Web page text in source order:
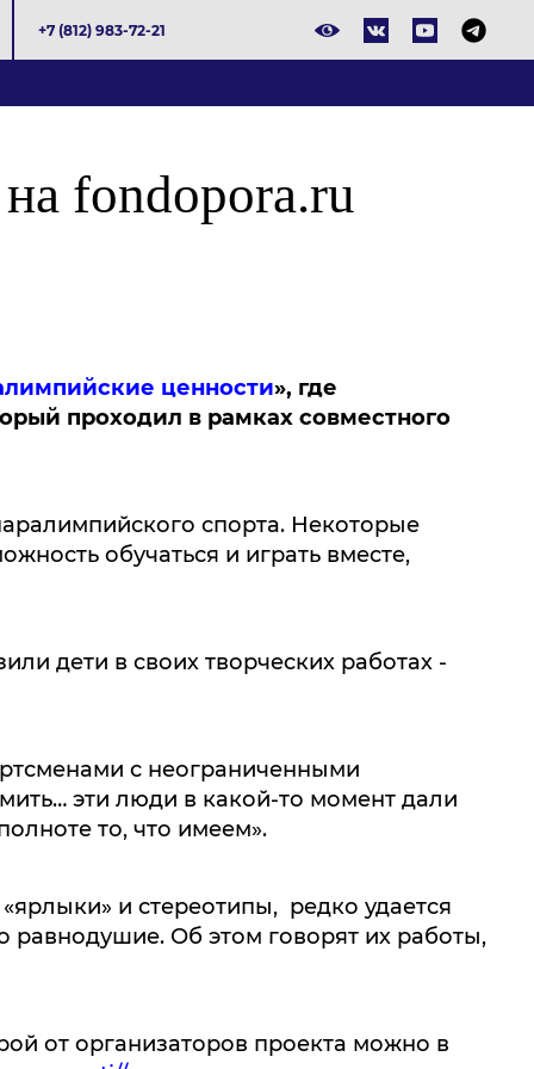
+7 (812) 983-72-21
fondopora.ru
ценности», где
проходил в рамках совместного
спорта. Некоторые
обучаться и играть вместе,
дети в своих творческих работах -
с неограниченными
эти люди в какой-то момент дали
то, что имеем».
и стереотипы, редко удается
Об этом говорят их работы,
от организаторов проекта можно в